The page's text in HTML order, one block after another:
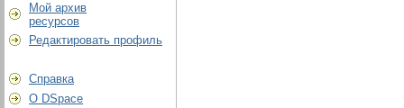
Мой архив
ресурсов
Редактировать профиль
Справка
О DSpace